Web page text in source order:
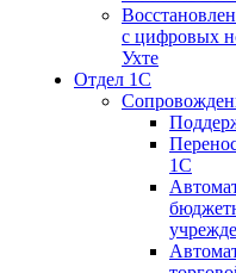
с цифровых
Ухте
Отдел 1С
1С